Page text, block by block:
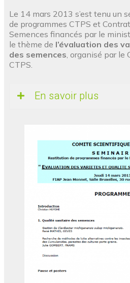
Le 14 mars 2013 s’est tenu un
de programmes CTPS et
Semences financés par le
le thème de l’évaluation des
des semences , organisé par
CTPS.
En savoir plus